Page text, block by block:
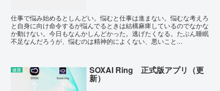
仕事で悩み始めるとしんどい。悩むと仕事は進まない。悩むな考えろ
と自身に向け命令するが悩んでるときは結構麻痺しているのでなかな
か動けない。今日もなんかしんどかった。逃げたくなる。たぶん睡眠
不足なんだろうが、悩むのは精神的によくない、悪いこと...
健康 SOXAI Ring 正式版アプリ（更
新）